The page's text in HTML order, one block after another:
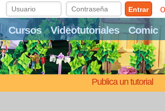
Cursos Videotutoriales Comic
Publica un tutorial
Entrar